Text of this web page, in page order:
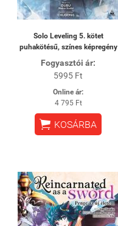
Solo Leveling 5. kötet
puhakötésű, színes képregény
Fogyasztói ár:
5995 Ft
Online ár:
4 795 Ft
 KOSÁRBA